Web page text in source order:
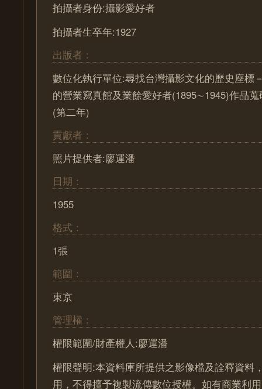
拍攝者身份:攝影愛好者
拍攝者生卒年:1927
出版者：
數位化執行單位:尋找台灣攝影文化的歷史座標
的營業寫真館及業餘愛好者(1895∼1945)作品
(第二年)
貢獻者：
照片提供者:廖運潘
日期：
1955
格式：
1張
範圍：
東京
管理權：
權限範圍/財產權人:廖運潘
權限聲明:本資料庫所提供之影像檔及詮釋資料
用，不得擅予複製流傳數位授權。如有商業利